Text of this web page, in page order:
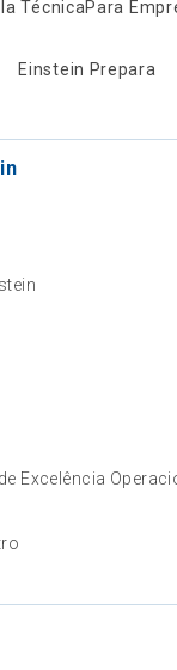
TécnicaPara
Einstein Prepara
Excelência